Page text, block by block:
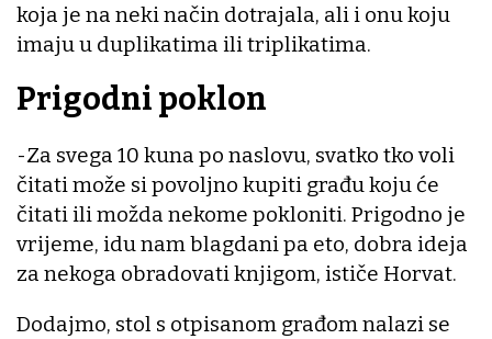
koja je na neki način dotrajala, ali i onu koju
imaju u duplikatima ili triplikatima.
Prigodni poklon
-Za svega 10 kuna po naslovu, svatko tko voli
čitati može si povoljno kupiti građu koju će
čitati ili možda nekome pokloniti. Prigodno je
vrijeme, idu nam blagdani pa eto, dobra ideja
za nekoga obradovati knjigom, ističe Horvat.
Dodajmo, stol s otpisanom građom nalazi se